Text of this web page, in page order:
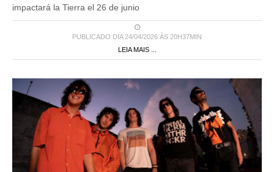
impactará la Tierra el 26 de junio
PUBLICADO DIA 24/04/2026 ÀS 20H37MIN
LEIA MAIS ...